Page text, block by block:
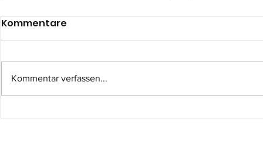
Einsatz-Nr.: 057
Kommentare
Kommentar verfassen...